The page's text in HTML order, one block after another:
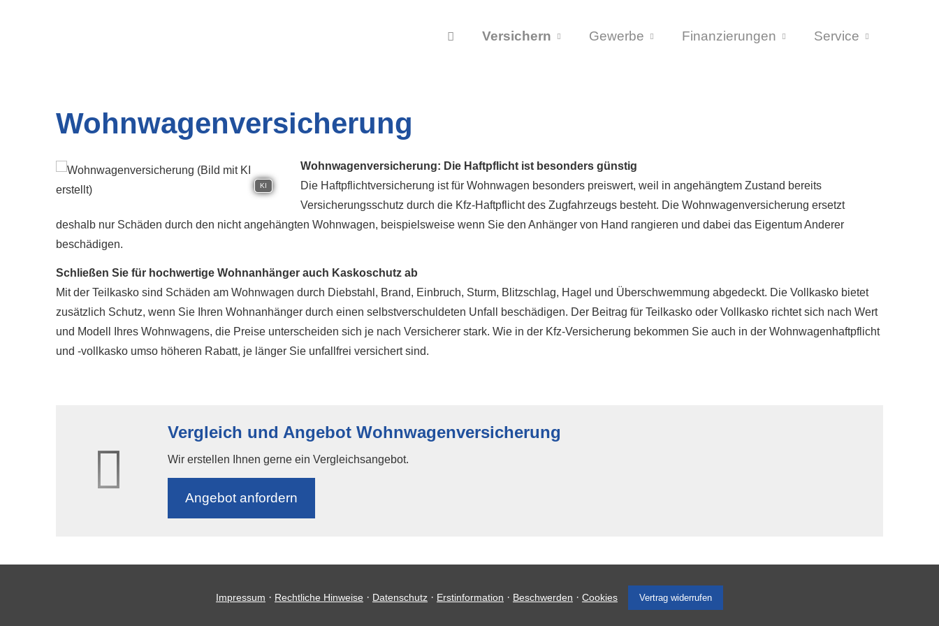
Versichern Gewerbe Finanzierungen Service
Wohnwagenversicherung
KI
Wohnwagenversicherung: Die Haft­pflicht ist besonders günstig
Die Haft­pflichtversicherung ist für Wohnwagen besonders preiswert, weil in angehängtem Zustand bereits
Versicherungsschutz durch die Kfz-Haft­pflicht des Zugfahrzeugs besteht. Die Wohnwagenversicherung ersetzt
deshalb nur Schäden durch den nicht angehängten Wohnwagen, beispielsweise wenn Sie den Anhänger von Hand rangieren und dabei das Eigentum Anderer
beschädigen.
Schließen Sie für hochwertige Wohnanhänger auch Kaskoschutz ab
Mit der Teilkasko sind Schäden am Wohnwagen durch Diebstahl, Brand, Einbruch, Sturm, Blitzschlag, Hagel und Überschwemmung abgedeckt. Die Vollkasko bietet
zusätzlich Schutz, wenn Sie Ihren Wohnanhänger durch einen selbstverschuldeten Unfall beschädigen. Der Beitrag für Teilkasko oder Vollkasko richtet sich nach Wert
und Modell Ihres Wohnwagens, die Preise unterscheiden sich je nach Versicherer stark. Wie in der Kfz-Versicherung bekommen Sie auch in der Wohnwagenhaftpflicht
und -vollkasko umso höheren Rabatt, je länger Sie unfallfrei versichert sind.
Vergleich und Angebot Wohnwagenversicherung
Wir erstellen Ihnen gerne ein Vergleichsangebot.
An­ge­bot an­for­dern
Impressum · Rechtliche Hinweise · Datenschutz · Erstinformation · Beschwerden · Cookies Vertrag widerrufen